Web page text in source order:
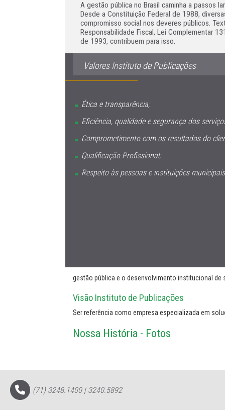
A gestão pública no Brasil caminha a passos
Desde a Constituição Federal de 1988,
compromisso social nos deveres públicos.
Responsabilidade Fiscal, Lei Complementar
de 1993, contribuem para isso.
Valores Instituto de Publicações
Ética e transparência;
Eficiência, qualidade e segurança dos
Comprometimento com os resultados do
Qualificação Profissional;
Respeito às pessoas e instituições
gestão pública e o desenvolvimento institucional de
Visão Instituto de Publicações
Ser referência como empresa especializada em
Nossa História - Fotos
(71) 3248.1400 | 3240.5892